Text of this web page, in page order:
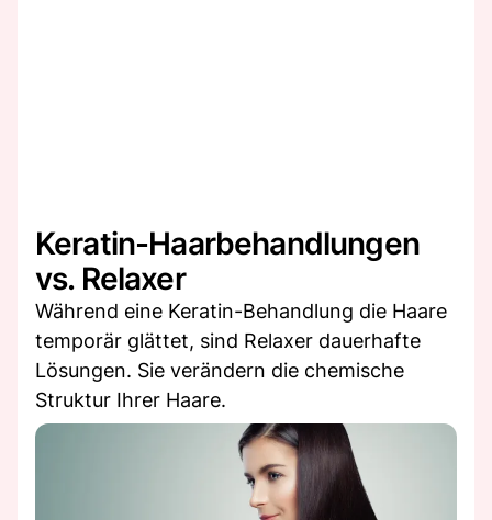
Keratin-Haarbehandlungen
vs. Relaxer
Während eine Keratin-Behandlung die Haare
temporär glättet, sind Relaxer dauerhafte
Lösungen. Sie verändern die chemische
Struktur Ihrer Haare.